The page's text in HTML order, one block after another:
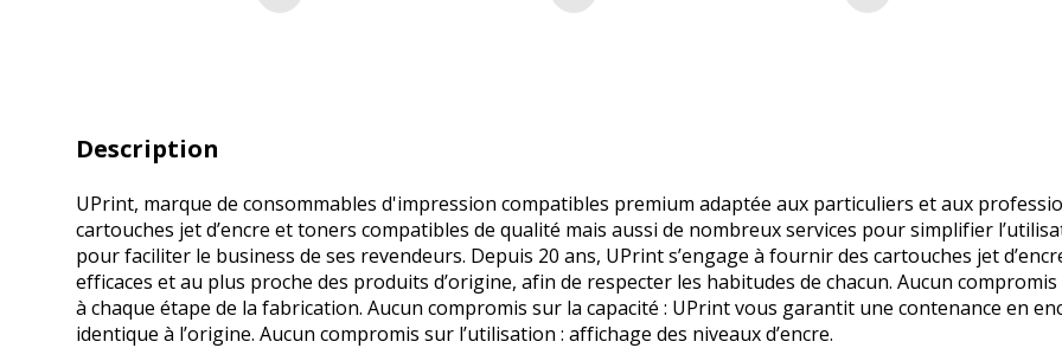
Description
UPrint, marque de consommables d'impression compatibles premium adaptée aux particuliers et aux
cartouches jet d’encre et toners compatibles de qualité mais aussi de nombreux services pour simplifier
pour faciliter le business de ses revendeurs. Depuis 20 ans, UPrint s’engage à fournir des cartouches jet
efficaces et au plus proche des produits d’origine, afin de respecter les habitudes de chacun. Aucun
à chaque étape de la fabrication. Aucun compromis sur la capacité : UPrint vous garantit une contenance en
identique à l’origine. Aucun compromis sur l’utilisation : affichage des niveaux d’encre.